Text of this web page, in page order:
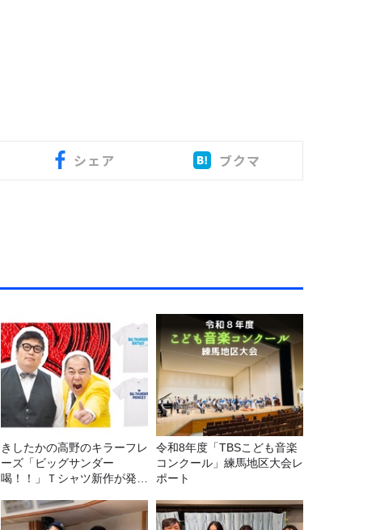
シェア ブクマ
きしたかの高野のキラーフレ
ーズ「ビッグサンダー
喝！！」Ｔシャツ新作が発売
令和8年度「TBSこども音楽
コンクール」練馬地区大会レ
ポート